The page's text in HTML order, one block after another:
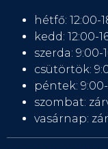
hétfő: 12:00-
kedd: 12:00-
szerda: 9:00-
csütörtök:
péntek:
szombat:
vasárnap: